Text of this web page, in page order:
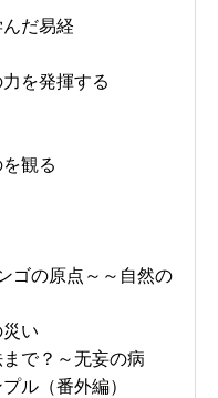
だ易経
を発揮する
観る
ゴの原点～～自然の
い
で？～无妄の病
ル（番外編）